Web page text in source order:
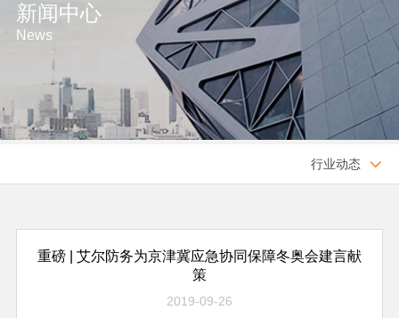
新闻中心
News
行业动态 
重磅 | 艾尔防务为京津冀应急协同保障冬奥会建言献
策
2019-09-26